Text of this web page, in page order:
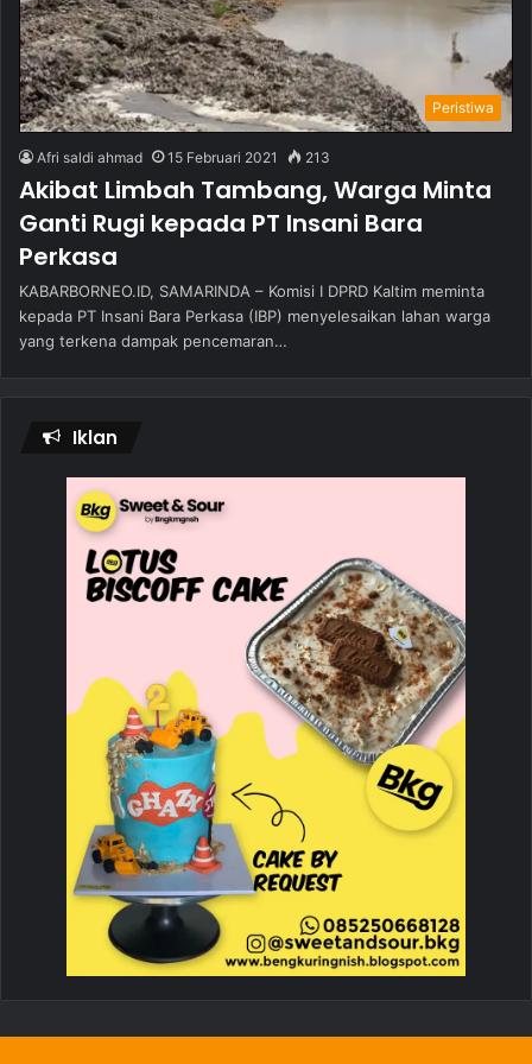
Peristiwa
Afri saldi ahmad 15 Februari 2021 213
Akibat Limbah Tambang, Warga Minta
Ganti Rugi kepada PT Insani Bara
Perkasa
KABARBORNEO.ID, SAMARINDA – Komisi I DPRD Kaltim meminta
kepada PT Insani Bara Perkasa (IBP) menyelesaikan lahan warga
yang terkena dampak pencemaran…
Iklan